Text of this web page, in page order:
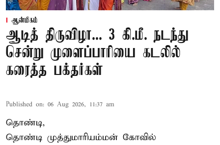
ஆன்மிகம்
ஆடித் திருவிழா... 3 கி.மீ. நடந்து
சென்று முளைப்பாரியை கடலில்
கரைத்த பக்தர்கள்
Published on: 06 Aug 2026, 11:37 am
தொண்டி,
தொண்டி முத்துமாரியம்மன் கோவில்